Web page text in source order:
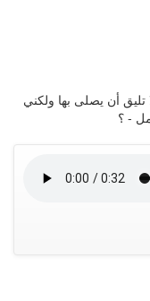
تليق أن يصلى بها ولكني
- ؟